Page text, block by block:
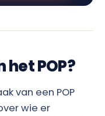
het POP?
van een POP
wie er